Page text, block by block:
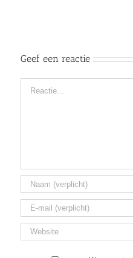
Geef een reactie